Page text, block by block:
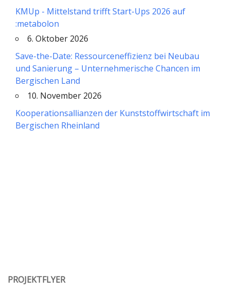
KMUp - Mittelstand trifft Start-Ups 2026 auf
:metabolon
6. Oktober 2026
Save-the-Date: Ressourceneffizienz bei Neubau
und Sanierung – Unternehmerische Chancen im
Bergischen Land
10. November 2026
Kooperationsallianzen der Kunststoffwirtschaft im
Bergischen Rheinland
PROJEKTFLYER